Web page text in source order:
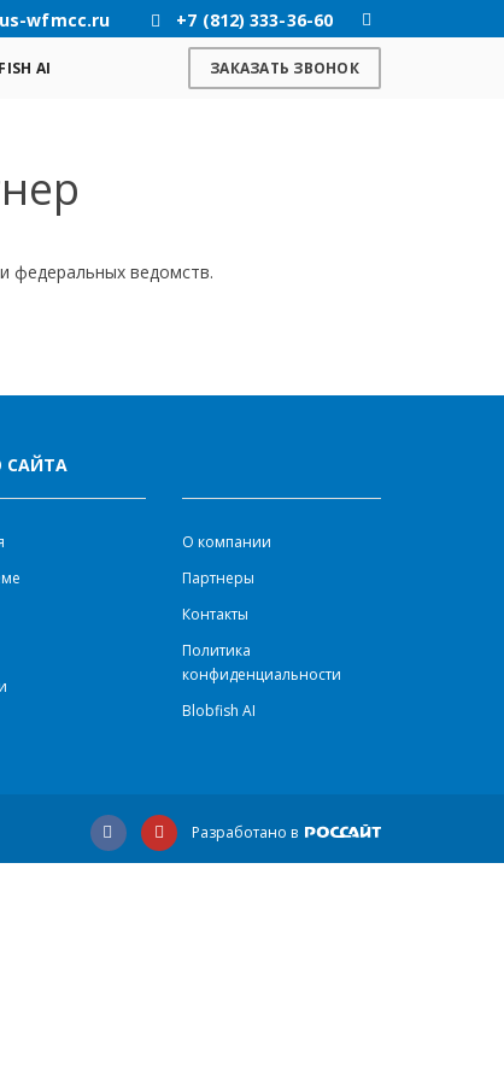
wfmcc.ru +7 (812) 333-36-60
AI ЗАКАЗАТЬ ЗВОНОК
федеральных ведомств.
О компании
Партнеры
Контакты
Политика
конфиденциальности
Blobfish AI
Разработано в